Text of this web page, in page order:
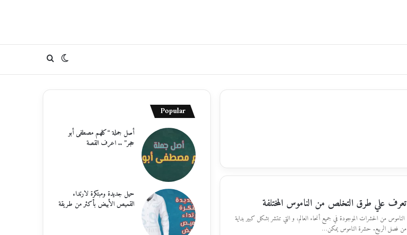
بحثالوضع
المظلم
تعرف علي طرق التخلص من الناموس المختلفة
الناموس من الحشرات الموجودة في جميع أنحاء العالم، و التي تنتشر بشكل كبير بداية
من فصل الربيع. حشرة الناموس يمكن…
Popular
أصل جملة “كلهم مصطفى أبو
حجر” .. اعرف القصة
حيل جديدة ومبتكرة لارتداء
القميص الأبيض بأكثر من طريقة